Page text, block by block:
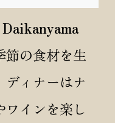
節の食材を生
ディナーはナ
インを楽し